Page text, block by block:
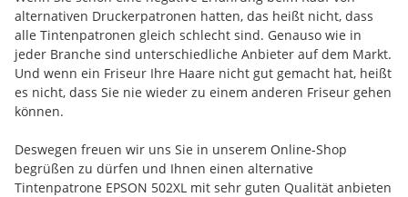
alternativen Druckerpatronen hatten, das heißt nicht, dass
alle Tintenpatronen gleich schlecht sind. Genauso wie in
jeder Branche sind unterschiedliche Anbieter auf dem Markt.
Und wenn ein Friseur Ihre Haare nicht gut gemacht hat, heißt
es nicht, dass Sie nie wieder zu einem anderen Friseur gehen
können.
Deswegen freuen wir uns Sie in unserem Online-Shop
begrüßen zu dürfen und Ihnen einen alternative
Tintenpatrone EPSON 502XL mit sehr guten Qualität anbieten